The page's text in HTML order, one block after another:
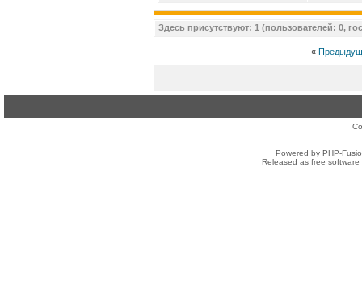
Здесь присутствуют: 1 (пользователей: 0,
«
Powered by PHP-
Released as free